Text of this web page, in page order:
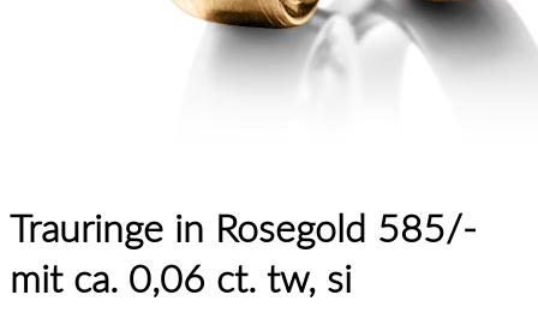
Trauringe in Rosegold 585/-
mit ca. 0,06 ct. tw, si